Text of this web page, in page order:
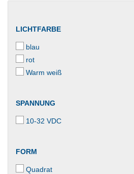
LICHTFARBE
blau
rot
Warm weiß
SPANNUNG
10-32 VDC
FORM
Quadrat